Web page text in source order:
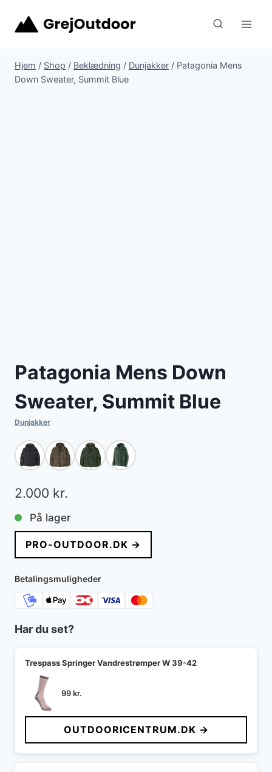
Hjem / Shop / Beklædning / Dunjakker / Patagonia Mens
Down Sweater, Summit Blue
Patagonia Mens Down
Sweater, Summit Blue
Dunjakker
2.000 kr.
På lager
PRO-OUTDOOR.DK →
Betalingsmuligheder
Har du set?
Trespass Springer Vandrestrømper W 39-42
99kr.
OUTDOORICENTRUM.DK →